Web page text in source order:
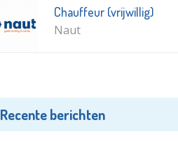
Chauffeur (vrijwillig)
Naut
Recente berichten